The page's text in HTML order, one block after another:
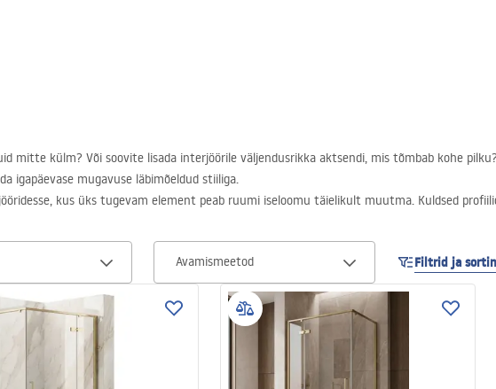
mitte külm? Või soovite lisada interjöörile väljendusrikka aktsendi, mis tõmbab kohe
igapäevase mugavuse läbimõeldud stiiliga.
kus üks tugevam element peab ruumi iseloomu täielikult muutma. Kuldsed
Avamismeetod Filtrid ja